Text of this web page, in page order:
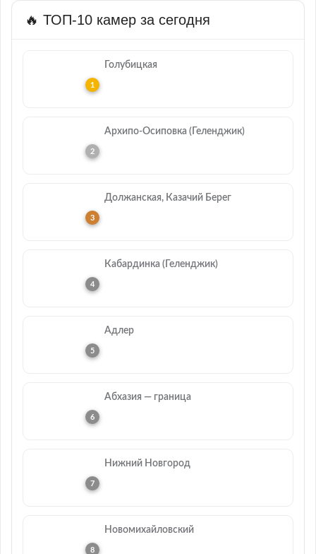
🔥 ТОП-10 камер за сегодня
Голубицкая
Архипо-Осиповка (Геленджик)
Должанская, Казачий Берег
Кабардинка (Геленджик)
Адлер
Абхазия — граница
Нижний Новгород
Новомихайловский